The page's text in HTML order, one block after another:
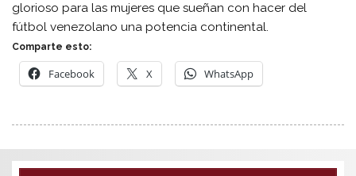
glorioso para las mujeres que sueñan con hacer del
fútbol venezolano una potencia continental.
Comparte esto:
Facebook X WhatsApp